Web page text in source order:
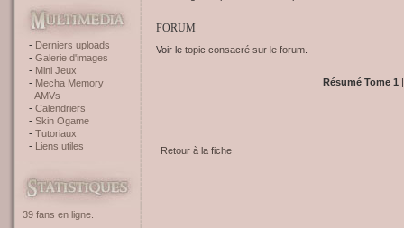
Derniers uploads
Galerie d'images
Mini Jeux
Mecha Memory
AMVs
Calendriers
Skin Ogame
Tutoriaux
Liens utiles
39 fans en ligne.
FORUM
Voir le topic consacré sur le forum
Résumé Tome 1
Retour à la fiche